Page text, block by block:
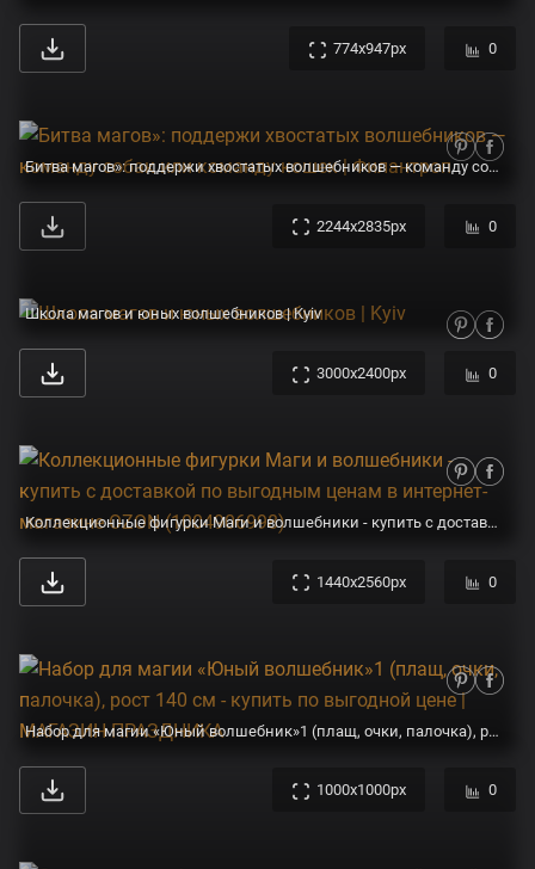
774x947px 0
Битва магов»: поддержи хвостатых волшебников — команду собак или команду кошек | Филантроп
2244x2835px 0
Школа магов и юных волшебников | Kyiv
3000x2400px 0
Коллекционные фигурки Маги и волшебники - купить с доставкой по выгодным ценам в интернет-магазине OZON (1004906998)
1440x2560px 0
Набор для магии «Юный волшебник»1 (плащ, очки, палочка), рост 140 см - купить по выгодной цене | МАГАЗИН ПРАЗДНИКА
1000x1000px 0